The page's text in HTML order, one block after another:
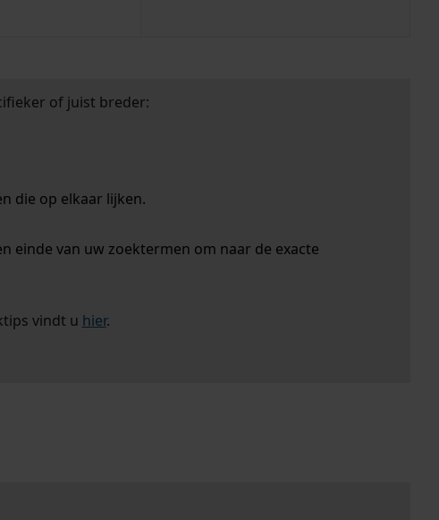
of juist breder:
die op elkaar lijken.
einde van uw zoektermen om naar de exacte
vindt u hier.